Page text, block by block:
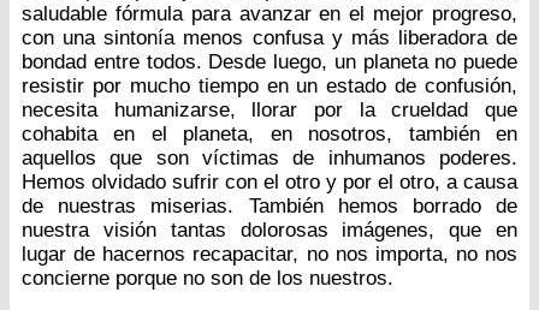
saludable fórmula para avanzar en el mejor progreso,
con una sintonía menos confusa y más liberadora de
bondad entre todos. Desde luego, un planeta no puede
resistir por mucho tiempo en un estado de confusión,
necesita humanizarse, llorar por la crueldad que
cohabita en el planeta, en nosotros, también en
aquellos que son víctimas de inhumanos poderes.
Hemos olvidado sufrir con el otro y por el otro, a causa
de nuestras miserias. También hemos borrado de
nuestra visión tantas dolorosas imágenes, que en
lugar de hacernos recapacitar, no nos importa, no nos
concierne porque no son de los nuestros.